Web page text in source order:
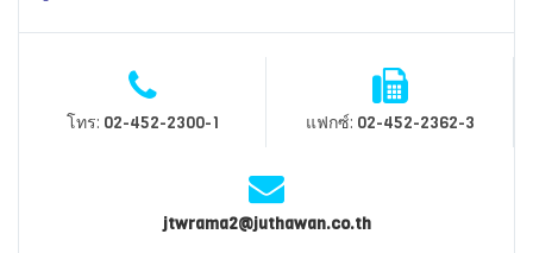
โทร: 02-452-2300-1 แฟกซ์: 02-452-2362-3
jtwrama2@juthawan.co.th